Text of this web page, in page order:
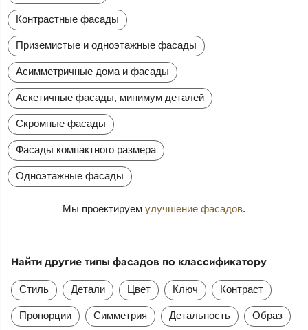
Контрастные фасады
Приземистые и одноэтажные фасады
Асимметричные дома и фасады
Аскетичные фасады, минимум деталей
Скромные фасады
Фасады компактного размера
Одноэтажные фасады
Мы проектируем улучшение фасадов.
Найти другие типы фасадов по классификатору
Стиль Детали Цвет Ключ Контраст
Пропорции Симметрия Детальность Образ